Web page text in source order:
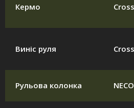
Кермо
Виніс руля
Рульова колонка